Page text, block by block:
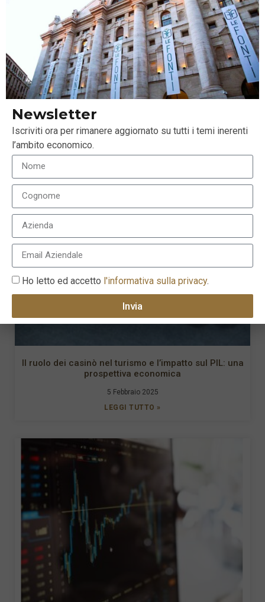
Manager Convertible Bond Strategies di NN
Investment Partners
Tags:Ivan Nikolov,mercati,mercato obbligazionario ,
NN Investment Partners
LEGGI ANCHE
Il ruolo dei casinò nel turismo e l’impatto sul PIL: una
prospettiva economica
5 Febbraio 2025
LEGGI TUTTO »
Newsletter
Iscriviti ora per rimanere aggiornato su tutti i temi inerenti
l’ambito economico.
Ho letto ed accetto l'informativa sulla privacy.
Invia